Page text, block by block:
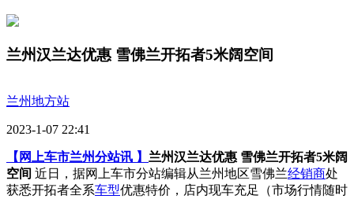
兰州汉兰达优惠 雪佛兰开拓者5米阔空间
兰州地方站
2023-1-07 22:41
【网上车市兰州分站讯 】 兰州汉兰达优惠 雪佛兰开拓者5米阔
空间 近日，据网上车市分站编辑从兰州地区雪佛兰经销商处
获悉开拓者全系车型优惠特价，店内现车充足（市场行情随时